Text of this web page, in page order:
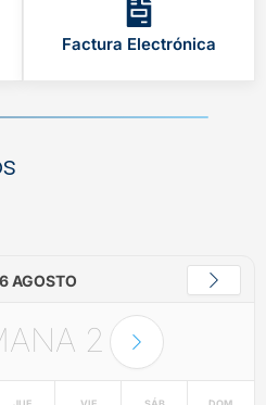
Factura Electrónica
AGOSTO
2